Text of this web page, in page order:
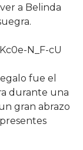
a Belinda
N_F-cU
fue el
durante una
gran abrazo